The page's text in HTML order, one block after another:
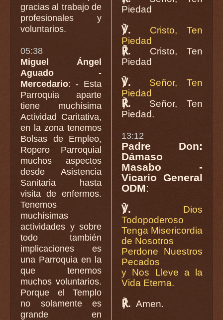
gracias al trabajo de
profesionales y
voluntarios.
05:38
Miguel Ángel
Aguado -
Mercedario: - Esta
Parroquia aparte
tiene muchísima
Actividad Caritativa,
en la zona tenemos
Bolsas de Empleo,
Ropero Parroquial
muchos aspectos
desde Asistencia
Sanitaria hasta
visita de enfermos.
Tenemos
muchísimas
actividades y sobre
todo también
implicaciones es
una Parroquia en la
que tenemos
muchos voluntarios.
Porque el Templo
no solamente es
grande en
Piedad
℣.
Cristo, Ten
Piedad
℟.
Cristo, Ten
Piedad
℣.
Señor, Ten
Piedad
℟.
Señor, Ten
Piedad.
13:12
Padre Don:
Dámaso
Masabo -
Vicario General
ODM:
℣.
Dios
Todopoderoso
Tenga Misericordia
de Nosotros
Perdone Nuestros
Pecados
y Nos Lleve a la
Vida Eterna.
℟. Amen.